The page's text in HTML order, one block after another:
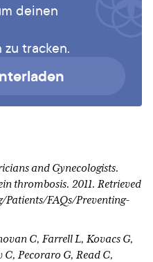
deinen
tracken.
and Gynecologists.
thrombosis. 2011. Retrieved
FAQs/Preventing-
C, Farrell L, Kovacs G,
Pecoraro G, Read C,